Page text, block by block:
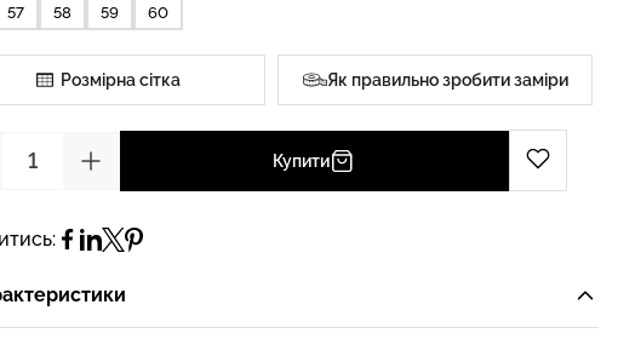
57 58 59 60
Розмірна сітка Як правильно зробити заміри
Купити